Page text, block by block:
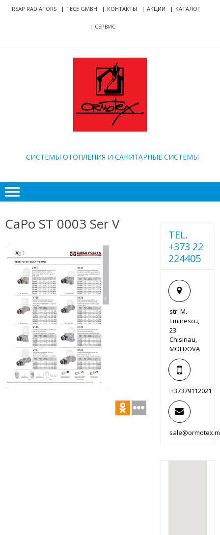
Skip
SkipIRSAP RADIATORS TECE GMBH КОНТАКТЫ АКЦИИ КАТАЛОГ
СЕРВИС
CИСТЕМЫ ОТОПЛЕНИЯ И САНИТАРНЫЕ СИСТЕМЫ
CaPo ST 0003 Ser V
TEL.
+373 22
224405
str. M.
Eminescu,
23
Chisinau,
MOLDOVA
+37379112021